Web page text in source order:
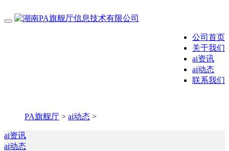
公司首页
关于我们
ai资讯
ai动态
联系我们
PA旗舰厅 > ai动态 >
ai资讯
ai动态